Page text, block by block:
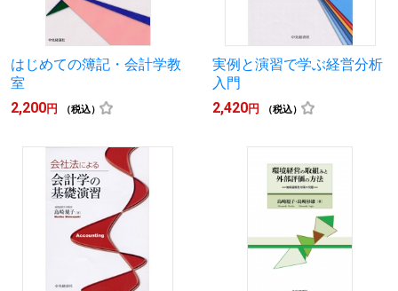
はじめての簿記・会計学教
室
2,200円 （税込）
実例と演習で学ぶ経営分析
入門
2,420円 （税込）